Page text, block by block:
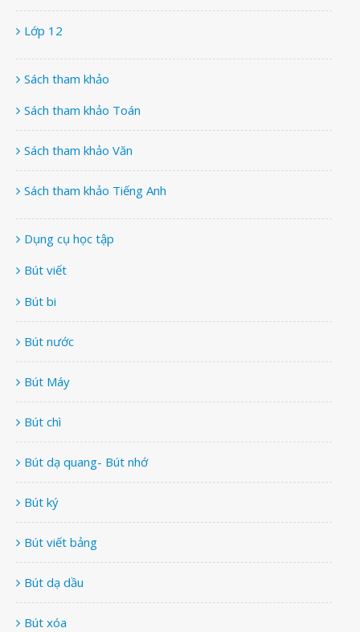
Lớp 12
Sách tham khảo
Sách tham khảo Toán
Sách tham khảo Văn
Sách tham khảo Tiếng Anh
Dụng cụ học tập
Bút viết
Bút bi
Bút nước
Bút Máy
Bút chì
Bút dạ quang- Bút nhớ
Bút ký
Bút viết bảng
Bút dạ dầu
Bút xóa